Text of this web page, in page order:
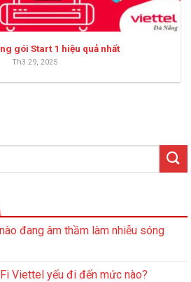
gói Start 1 hiệu quả nhất
Th3 29, 2025
đang âm thầm làm nhiễu sóng
Viettel yếu đi đến mức nào?